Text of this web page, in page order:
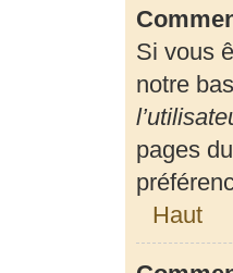
Si vous
notre
pages
Haut